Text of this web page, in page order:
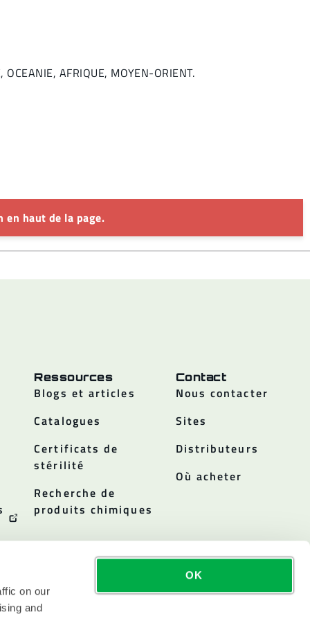
on our
and
OK
AFRIQUE, MOYEN-ORIENT.
haut de la page.
Ressources
Blogs et articles
Catalogues
Certificats de
stérilité
Recherche de
produits chimiques
Contact
Nous contacter
Sites
Distributeurs
Où acheter